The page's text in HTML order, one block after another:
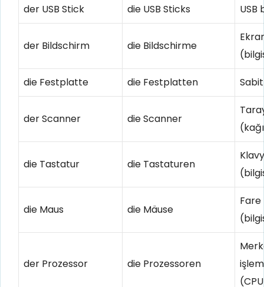
der USB Stick die USB Sticks USB
der Bildschirm die Bildschirme
die Festplatte die Festplatten
der Scanner die Scanner
die Tastatur die Tastaturen
die Maus die Mäuse
Fare
der Prozessor die Prozessoren